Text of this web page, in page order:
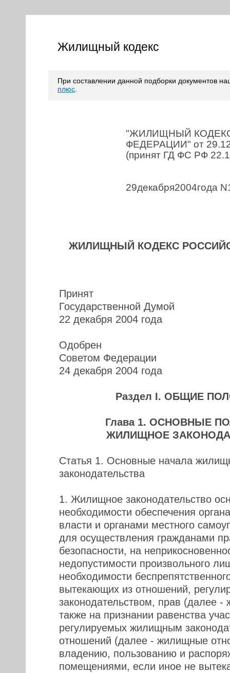
Жилищный кодекс
При составлении данной подборки документов
плюс
"ЖИЛИЩНЫЙ
ФЕДЕРАЦИИ" от
(принят ГД ФС РФ
29декабря2004года
ЖИЛИЩНЫЙ КОДЕКС
Принят
Государственной Думой
22 декабря 2004 года
Одобрен
Советом Федерации
24 декабря 2004 года
Раздел I. ОБЩИЕ
Глава 1. ОСНОВНЫЕ
ЖИЛИЩНОЕ
Статья 1. Основные начала
законодательства
1. Жилищное законодательство
необходимости обеспечения
власти и органами местного
для осуществления гражданами
безопасности, на
недопустимости произвольного
необходимости
вытекающих из отношений,
законодательством, прав (далее
также на признании равенства
регулируемых жилищным
отношений (далее - жилищные
владению, пользованию и
помещениями, если иное не